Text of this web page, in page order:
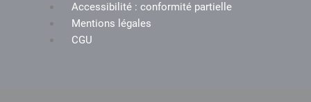
Accessibilité : conformité partielle
Mentions légales
CGU